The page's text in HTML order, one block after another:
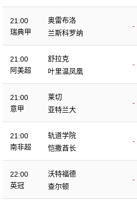
21:00
瑞典甲
奥雷布洛
-
兰斯科罗纳
21:00
阿美超
舒拉克
-
叶里温凤凰
21:00
意甲
莱切
-
亚特兰大
21:00
南非超
轨道学院
-
恺撒酋长
22:00
英冠
沃特福德
-
查尔顿